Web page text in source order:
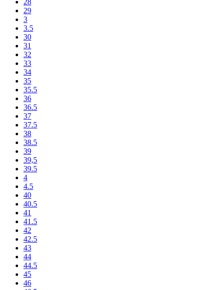
28
29
3
3.5
30
31
32
33
34
35
35.5
36
36.5
37
37.5
38
38.5
39
39,5
39.5
4
4.5
40
40.5
41
41.5
42
42.5
43
44
44.5
45
46